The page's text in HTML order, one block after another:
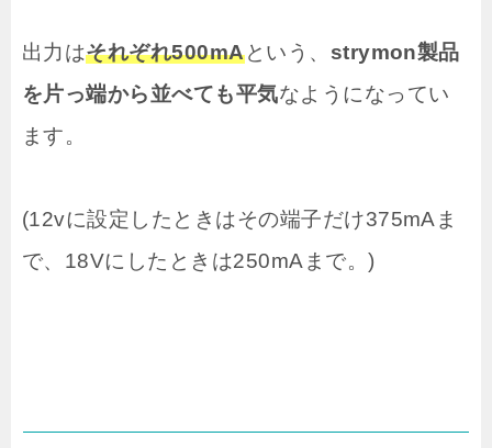
出力はそれぞれ500mAという、 strymon製品
を片っ端から並べても平気なようになってい
ます。
(12vに設定したときはその端子だけ375mAま
で、18Vにしたときは250mAまで。)